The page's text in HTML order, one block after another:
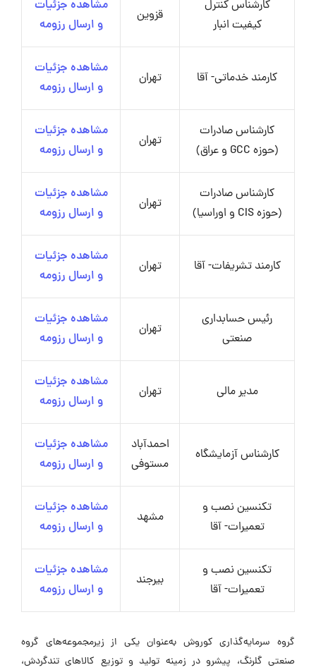
کارشناس کنترل
کیفیت انبار
قزوین
مشاهده جزئیات
و ارسال رزومه
کارمند خدماتی- آقا تهران
مشاهده جزئیات
و ارسال رزومه
کارشناس صادرات
(حوزه GCC و عراق)
تهران
مشاهده جزئیات
و ارسال رزومه
کارشناس صادرات
(حوزه CIS و اوراسیا)
تهران
مشاهده جزئیات
و ارسال رزومه
کارمند تشریفات- آقا تهران
مشاهده جزئیات
و ارسال رزومه
رئیس حسابداری
صنعتی
تهران
مشاهده جزئیات
و ارسال رزومه
مدیر مالی تهران
مشاهده جزئیات
و ارسال رزومه
کارشناس آزمایشگاه
احمدآباد
مستوفی
مشاهده جزئیات
و ارسال رزومه
تکنسین نصب و
تعمیرات- آقا
مشهد
مشاهده جزئیات
و ارسال رزومه
تکنسین نصب و
تعمیرات- آقا
بیرجند
مشاهده جزئیات
و ارسال رزومه
گروه سرمایه‌گذاری کوروش به‌عنوان یکی از زیرمجموعه‌های گروه
صنعتی گلرنگ، پیشرو در زمینه تولید و توزیع کالاهای تندگردش،